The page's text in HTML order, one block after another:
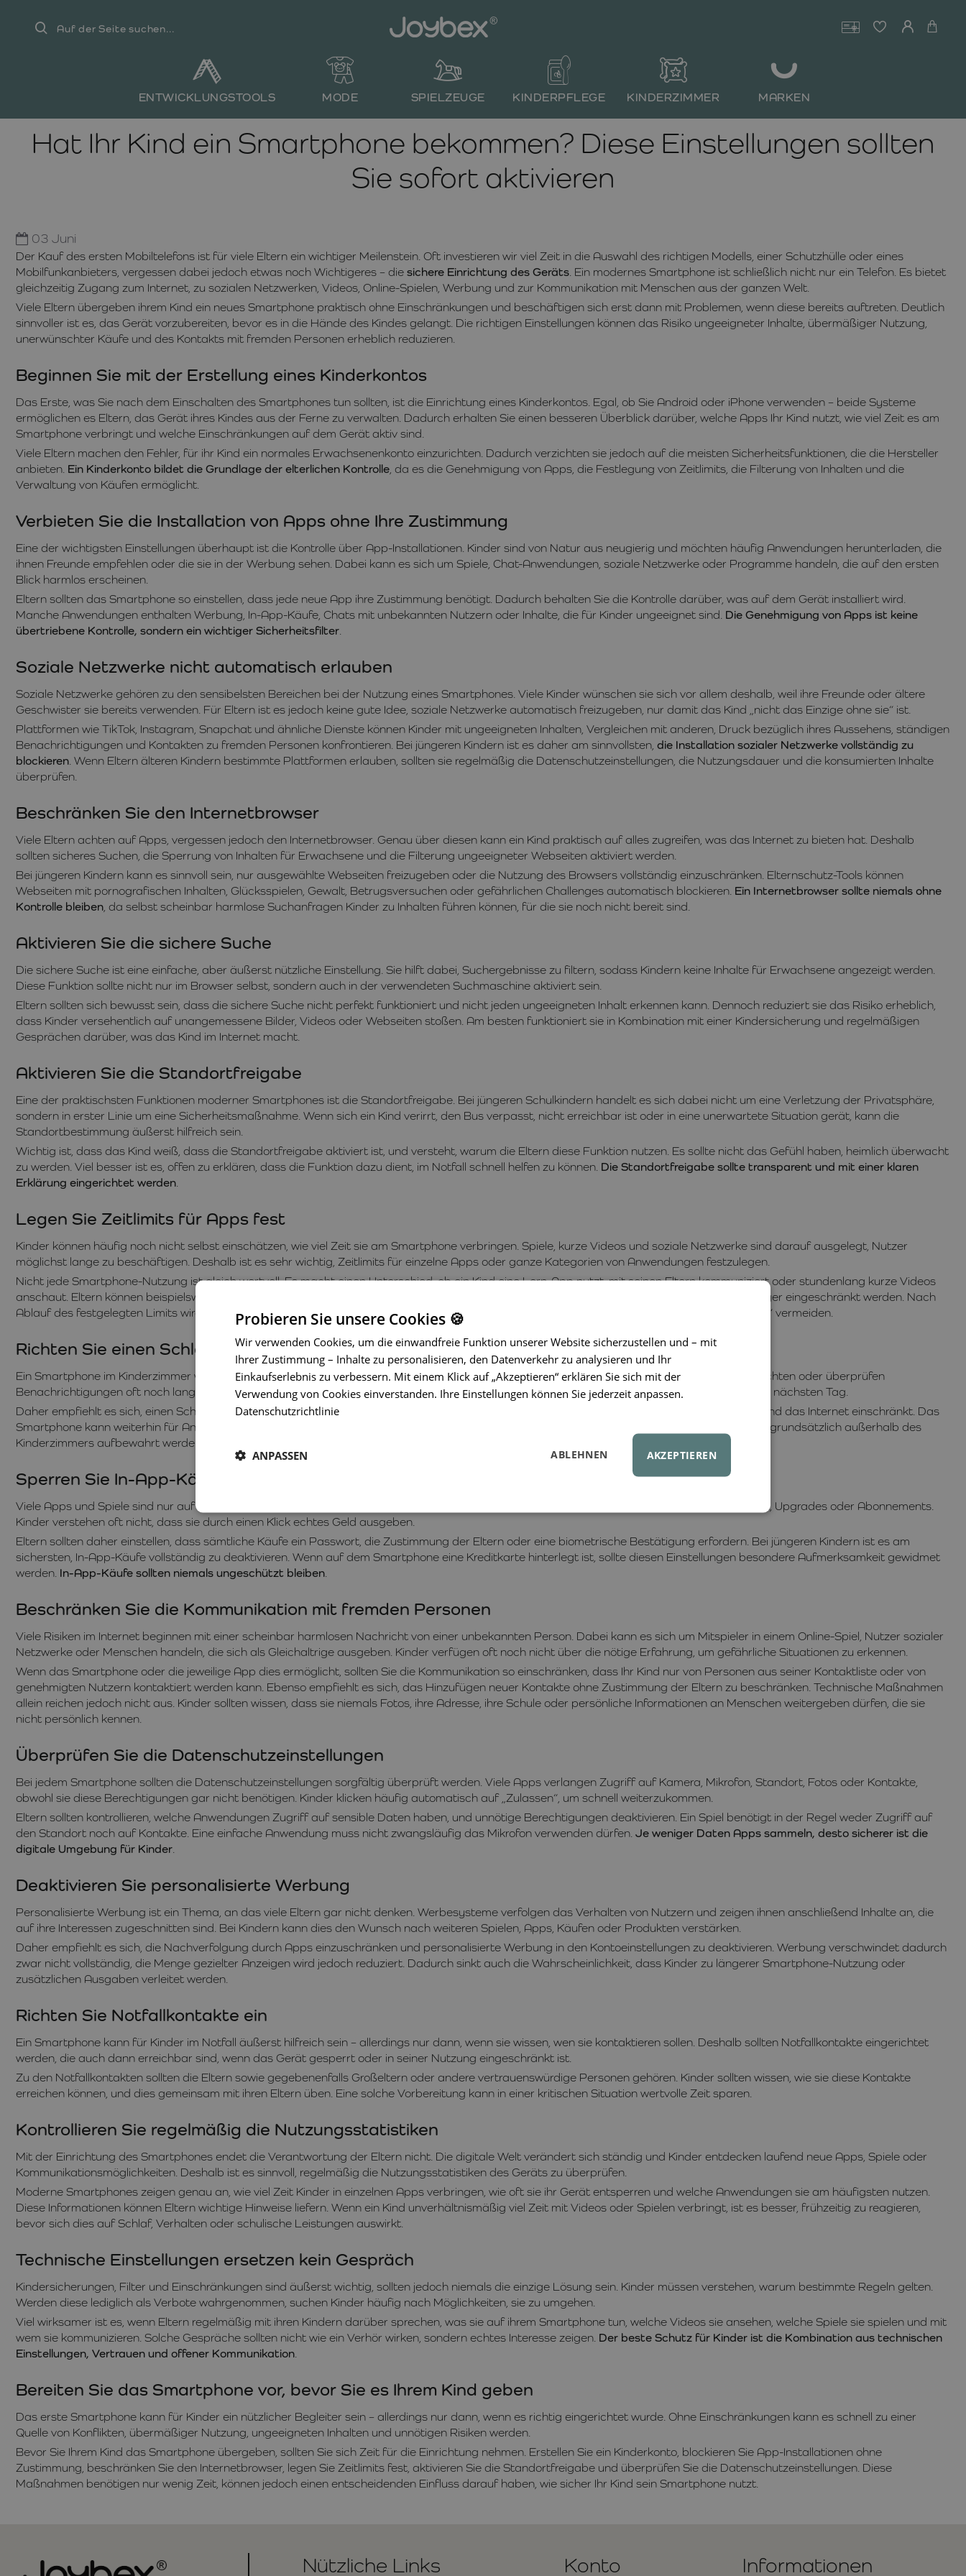
Auf
ENTWICKLUNGSTOOLS MODE SPIELZEUGE KINDERPFLEGE KINDERZIMMER MARKEN
Hat Ihr Kind ein Smartphone bekommen? Diese Einstellungen sollten
Sie sofort aktivieren
03 Juni
Der Kauf des ersten Mobiltelefons ist für viele Eltern ein wichtiger Meilenstein. Oft investieren wir viel Zeit in die Auswahl des richtigen Modells, einer Schutzhülle oder eines
Mobilfunkanbieters, vergessen dabei jedoch etwas noch Wichtigeres – die sichere Einrichtung des Geräts. Ein modernes Smartphone ist schließlich nicht nur ein Telefon. Es bietet
gleichzeitig Zugang zum Internet, zu sozialen Netzwerken, Videos, Online-Spielen, Werbung und zur Kommunikation mit Menschen aus der ganzen Welt.
Viele Eltern übergeben ihrem Kind ein neues Smartphone praktisch ohne Einschränkungen und beschäftigen sich erst dann mit Problemen, wenn diese bereits auftreten. Deutlich
sinnvoller ist es, das Gerät vorzubereiten, bevor es in die Hände des Kindes gelangt. Die richtigen Einstellungen können das Risiko ungeeigneter Inhalte, übermäßiger Nutzung,
unerwünschter Käufe und des Kontakts mit fremden Personen erheblich reduzieren.
Beginnen Sie mit der Erstellung eines Kinderkontos
Das Erste, was Sie nach dem Einschalten des Smartphones tun sollten, ist die Einrichtung eines Kinderkontos. Egal, ob Sie Android oder iPhone verwenden – beide Systeme
ermöglichen es Eltern, das Gerät ihres Kindes aus der Ferne zu verwalten. Dadurch erhalten Sie einen besseren Überblick darüber, welche Apps Ihr Kind nutzt, wie viel Zeit es am
Smartphone verbringt und welche Einschränkungen auf dem Gerät aktiv sind.
Viele Eltern machen den Fehler, für ihr Kind ein normales Erwachsenenkonto einzurichten. Dadurch verzichten sie jedoch auf die meisten Sicherheitsfunktionen, die die Hersteller
anbieten. Ein Kinderkonto bildet die Grundlage der elterlichen Kontrolle, da es die Genehmigung von Apps, die Festlegung von Zeitlimits, die Filterung von Inhalten und die
Verwaltung von Käufen ermöglicht.
Verbieten Sie die Installation von Apps ohne Ihre Zustimmung
Eine der wichtigsten Einstellungen überhaupt ist die Kontrolle über App-Installationen. Kinder sind von Natur aus neugierig und möchten häufig Anwendungen herunterladen, die
ihnen Freunde empfehlen oder die sie in der Werbung sehen. Dabei kann es sich um Spiele, Chat-Anwendungen, soziale Netzwerke oder Programme handeln, die auf den ersten
Blick harmlos erscheinen.
Eltern sollten das Smartphone so einstellen, dass jede neue App ihre Zustimmung benötigt. Dadurch behalten Sie die Kontrolle darüber, was auf dem Gerät installiert wird.
Manche Anwendungen enthalten Werbung, In-App-Käufe, Chats mit unbekannten Nutzern oder Inhalte, die für Kinder ungeeignet sind. Die Genehmigung von Apps ist keine
übertriebene Kontrolle, sondern ein wichtiger Sicherheitsfilter.
Soziale Netzwerke nicht automatisch erlauben
Soziale Netzwerke gehören zu den sensibelsten Bereichen bei der Nutzung eines Smartphones. Viele Kinder wünschen sie sich vor allem deshalb, weil ihre Freunde oder ältere
Geschwister sie bereits verwenden. Für Eltern ist es jedoch keine gute Idee, soziale Netzwerke automatisch freizugeben, nur damit das Kind „nicht das Einzige ohne sie“ ist.
Plattformen wie TikTok, Instagram, Snapchat und ähnliche Dienste können Kinder mit ungeeigneten Inhalten, Vergleichen mit anderen, Druck bezüglich ihres Aussehens, ständigen
Benachrichtigungen und Kontakten zu fremden Personen konfrontieren. Bei jüngeren Kindern ist es daher am sinnvollsten, die Installation sozialer Netzwerke vollständig zu
blockieren. Wenn Eltern älteren Kindern bestimmte Plattformen erlauben, sollten sie regelmäßig die Datenschutzeinstellungen, die Nutzungsdauer und die konsumierten Inhalte
überprüfen.
Beschränken Sie den Internetbrowser
Viele Eltern achten auf Apps, vergessen jedoch den Internetbrowser. Genau über diesen kann ein Kind praktisch auf alles zugreifen, was das Internet zu bieten hat. Deshalb
sollten sicheres Suchen, die Sperrung von Inhalten für Erwachsene und die Filterung ungeeigneter Webseiten aktiviert werden.
Bei jüngeren Kindern kann es sinnvoll sein, nur ausgewählte Webseiten freizugeben oder die Nutzung des Browsers vollständig einzuschränken. Elternschutz-Tools können
Webseiten mit pornografischen Inhalten, Glücksspielen, Gewalt, Betrugsversuchen oder gefährlichen Challenges automatisch blockieren. Ein Internetbrowser sollte niemals ohne
Kontrolle bleiben, da selbst scheinbar harmlose Suchanfragen Kinder zu Inhalten führen können, für die sie noch nicht bereit sind.
Aktivieren Sie die sichere Suche
Die sichere Suche ist eine einfache, aber äußerst nützliche Einstellung. Sie hilft dabei, Suchergebnisse zu filtern, sodass Kindern keine Inhalte für Erwachsene angezeigt werden.
Diese Funktion sollte nicht nur im Browser selbst, sondern auch in der verwendeten Suchmaschine aktiviert sein.
Eltern sollten sich bewusst sein, dass die sichere Suche nicht perfekt funktioniert und nicht jeden ungeeigneten Inhalt erkennen kann. Dennoch reduziert sie das Risiko erheblich,
dass Kinder versehentlich auf unangemessene Bilder, Videos oder Webseiten stoßen. Am besten funktioniert sie in Kombination mit einer Kindersicherung und regelmäßigen
Gesprächen darüber, was das Kind im Internet macht.
Aktivieren Sie die Standortfreigabe
Eine der praktischsten Funktionen moderner Smartphones ist die Standortfreigabe. Bei jüngeren Schulkindern handelt es sich dabei nicht um eine Verletzung der Privatsphäre,
sondern in erster Linie um eine Sicherheitsmaßnahme. Wenn sich ein Kind verirrt, den Bus verpasst, nicht erreichbar ist oder in eine unerwartete Situation gerät, kann die
Standortbestimmung äußerst hilfreich sein.
Wichtig ist, dass das Kind weiß, dass die Standortfreigabe aktiviert ist, und versteht, warum die Eltern diese Funktion nutzen. Es sollte nicht das Gefühl haben, heimlich überwacht
zu werden. Viel besser ist es, offen zu erklären, dass die Funktion dazu dient, im Notfall schnell helfen zu können. Die Standortfreigabe sollte transparent und mit einer klaren
Erklärung eingerichtet werden.
Legen Sie Zeitlimits für Apps fest
Kinder können häufig noch nicht selbst einschätzen, wie viel Zeit sie am Smartphone verbringen. Spiele, kurze Videos und soziale Netzwerke sind darauf ausgelegt, Nutzer
möglichst lange zu beschäftigen. Deshalb ist es sehr wichtig, Zeitlimits für einzelne Apps oder ganze Kategorien von Anwendungen festzulegen.
Nicht jede Smartphone-Nutzung ist gleich wertvoll. Es macht einen Unterschied, ob ein Kind eine Lern-App nutzt, mit seinen Eltern kommuniziert oder stundenlang kurze Videos
anschaut. Eltern können beispielsweise kürzere Limits für Spiele und Videos festlegen, während Kommunikations- oder Lernanwendungen weniger eingeschränkt werden. Nach
Ablauf des festgelegten Limits wird die App automatisch gesperrt. Dadurch lassen sich viele tägliche Diskussionen über „nur noch fünf Minuten“ vermeiden.
Richten Sie einen Schlafmodus und nächtliche Einschränkungen ein
Ein Smartphone im Kinderzimmer während der Nacht ist häufig die Ursache verschiedener Probleme. Kinder schauen Videos, schreiben Nachrichten oder überprüfen
Benachrichtigungen oft noch lange nach der eigentlichen Schlafenszeit. Die Folgen sind Müdigkeit, Reizbarkeit und Konzentrationsprobleme am nächsten Tag.
Daher empfiehlt es sich, einen Schlafmodus einzurichten, der nach einer bestimmten Uhrzeit den Zugriff auf Spiele, Videos, soziale Netzwerke und das Internet einschränkt. Das
Smartphone kann weiterhin für Anrufe an die Eltern oder Notfallkontakte genutzt werden. Noch besser ist die Regel, dass Smartphones nachts grundsätzlich außerhalb des
Kinderzimmers aufbewahrt werden.
Das Smartphone sollte nicht das Letzte sein, was ein Kind vor dem Einschlafen sieht
Sperren Sie In-App-Käufe und Käufe in Spielen
Viele Apps und Spiele sind nur auf den ersten Blick kostenlos. Tatsächlich enthalten sie häufig Käufe von virtuellen Währungen, Bonusfunktionen, Upgrades oder Abonnements.
Kinder verstehen oft nicht, dass sie durch einen Klick echtes Geld ausgeben.
Eltern sollten daher einstellen, dass sämtliche Käufe ein Passwort, die Zustimmung der Eltern oder eine biometrische Bestätigung erfordern. Bei jüngeren Kindern ist es am
sichersten, In-App-Käufe vollständig zu deaktivieren. Wenn auf dem Smartphone eine Kreditkarte hinterlegt ist, sollte diesen Einstellungen besondere Aufmerksamkeit gewidmet
werden. In-App-Käufe sollten niemals ungeschützt bleiben.
Beschränken Sie die Kommunikation mit fremden Personen
Viele Risiken im Internet beginnen mit einer scheinbar harmlosen Nachricht von einer unbekannten Person. Dabei kann es sich um Mitspieler in einem Online-Spiel, Nutzer sozialer
Netzwerke oder Menschen handeln, die sich als Gleichaltrige ausgeben. Kinder verfügen oft noch nicht über die nötige Erfahrung, um gefährliche Situationen zu erkennen.
Wenn das Smartphone oder die jeweilige App dies ermöglicht, sollten Sie die Kommunikation so einschränken, dass Ihr Kind nur von Personen aus seiner Kontaktliste oder von
genehmigten Nutzern kontaktiert werden kann. Ebenso empfiehlt es sich, das Hinzufügen neuer Kontakte ohne Zustimmung der Eltern zu beschränken. Technische Maßnahmen
allein reichen jedoch nicht aus. Kinder sollten wissen, dass sie niemals Fotos, ihre Adresse, ihre Schule oder persönliche Informationen an Menschen weitergeben dürfen, die sie
nicht persönlich kennen.
Überprüfen Sie die Datenschutzeinstellungen
Bei jedem Smartphone sollten die Datenschutzeinstellungen sorgfältig überprüft werden. Viele Apps verlangen Zugriff auf Kamera, Mikrofon, Standort, Fotos oder Kontakte,
obwohl sie diese Berechtigungen gar nicht benötigen. Kinder klicken häufig automatisch auf „Zulassen“, um schnell weiterzukommen.
Eltern sollten kontrollieren, welche Anwendungen Zugriff auf sensible Daten haben, und unnötige Berechtigungen deaktivieren. Ein Spiel benötigt in der Regel weder Zugriff auf
den Standort noch auf Kontakte. Eine einfache Anwendung muss nicht zwangsläufig das Mikrofon verwenden dürfen. Je weniger Daten Apps sammeln, desto sicherer ist die
digitale Umgebung für Kinder.
Deaktivieren Sie personalisierte Werbung
Personalisierte Werbung ist ein Thema, an das viele Eltern gar nicht denken. Werbesysteme verfolgen das Verhalten von Nutzern und zeigen ihnen anschließend Inhalte an, die
auf ihre Interessen zugeschnitten sind. Bei Kindern kann dies den Wunsch nach weiteren Spielen, Apps, Käufen oder Produkten verstärken.
Daher empfiehlt es sich, die Nachverfolgung durch Apps einzuschränken und personalisierte Werbung in den Kontoeinstellungen zu deaktivieren. Werbung verschwindet dadurch
zwar nicht vollständig, die Menge gezielter Anzeigen wird jedoch reduziert. Dadurch sinkt auch die Wahrscheinlichkeit, dass Kinder zu längerer Smartphone-Nutzung oder
zusätzlichen Ausgaben verleitet werden.
Richten Sie Notfallkontakte ein
Ein Smartphone kann für Kinder im Notfall äußerst hilfreich sein – allerdings nur dann, wenn sie wissen, wen sie kontaktieren sollen. Deshalb sollten Notfallkontakte eingerichtet
werden, die auch dann erreichbar sind, wenn das Gerät gesperrt oder in seiner Nutzung eingeschränkt ist.
Zu den Notfallkontakten sollten die Eltern sowie gegebenenfalls Großeltern oder andere vertrauenswürdige Personen gehören. Kinder sollten wissen, wie sie diese Kontakte
erreichen können, und dies gemeinsam mit ihren Eltern üben. Eine solche Vorbereitung kann in einer kritischen Situation wertvolle Zeit sparen.
Kontrollieren Sie regelmäßig die Nutzungsstatistiken
Mit der Einrichtung des Smartphones endet die Verantwortung der Eltern nicht. Die digitale Welt verändert sich ständig und Kinder entdecken laufend neue Apps, Spiele oder
Kommunikationsmöglichkeiten. Deshalb ist es sinnvoll, regelmäßig die Nutzungsstatistiken des Geräts zu überprüfen.
Moderne Smartphones zeigen genau an, wie viel Zeit Kinder in einzelnen Apps verbringen, wie oft sie ihr Gerät entsperren und welche Anwendungen sie am häufigsten nutzen.
Diese Informationen können Eltern wichtige Hinweise liefern. Wenn ein Kind unverhältnismäßig viel Zeit mit Videos oder Spielen verbringt, ist es besser, frühzeitig zu reagieren,
bevor sich dies auf Schlaf, Verhalten oder schulische Leistungen auswirkt.
Technische Einstellungen ersetzen kein Gespräch
Kindersicherungen, Filter und Einschränkungen sind äußerst wichtig, sollten jedoch niemals die einzige Lösung sein. Kinder müssen verstehen, warum bestimmte Regeln gelten.
Werden diese lediglich als Verbote wahrgenommen, suchen Kinder häufig nach Möglichkeiten, sie zu umgehen.
Viel wirksamer ist es, wenn Eltern regelmäßig mit ihren Kindern darüber sprechen, was sie auf ihrem Smartphone tun, welche Videos sie ansehen, welche Spiele sie spielen und mit
wem sie kommunizieren. Solche Gespräche sollten nicht wie ein Verhör wirken, sondern echtes Interesse zeigen. Der beste Schutz für Kinder ist die Kombination aus technischen
Einstellungen, Vertrauen und offener Kommunikation.
Bereiten Sie das Smartphone vor, bevor Sie es Ihrem Kind geben
Das erste Smartphone kann für Kinder ein nützlicher Begleiter sein – allerdings nur dann, wenn es richtig eingerichtet wurde. Ohne Einschränkungen kann es schnell zu einer
Quelle von Konflikten, übermäßiger Nutzung, ungeeigneten Inhalten und unnötigen Risiken werden.
Bevor Sie Ihrem Kind das Smartphone übergeben, sollten Sie sich Zeit für die Einrichtung nehmen. Erstellen Sie ein Kinderkonto, blockieren Sie App-Installationen ohne
Zustimmung, beschränken Sie den Internetbrowser, legen Sie Zeitlimits fest, aktivieren Sie die Standortfreigabe und überprüfen Sie die Datenschutzeinstellungen. Diese
Maßnahmen benötigen nur wenig Zeit, können jedoch einen entscheidenden Einfluss darauf haben, wie sicher Ihr Kind sein Smartphone nutzt.
Nützliche Links Konto Informationen
Probieren Sie unsere Cookies 🍪
Wir verwenden Cookies, um die einwandfreie Funktion unserer Website sicherzustellen und – mit
Ihrer Zustimmung – Inhalte zu personalisieren, den Datenverkehr zu analysieren und Ihr
Einkaufserlebnis zu verbessern. Mit einem Klick auf „Akzeptieren“ erklären Sie sich mit der
Verwendung von Cookies einverstanden. Ihre Einstellungen können Sie jederzeit anpassen.
Datenschutzrichtlinie
AKZEPTIEREN
ABLEHNEN
ANPASSEN